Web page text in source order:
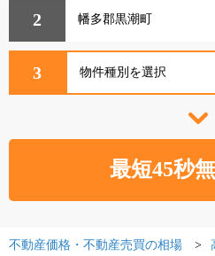
2
3
不動産価格・不動産売買の相場